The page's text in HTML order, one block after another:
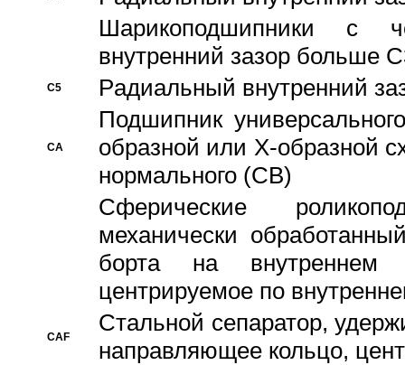
Шарикоподшипники с
внутренний зазор больше
C5 Pадиальный внутренний
CA
Подшипник
образной или Х-образной
нормального (CB)
Сферические
механически
борта на внутреннем
центрируемое по
CAF
Стальной сепаратор,
направляющее кольцо,